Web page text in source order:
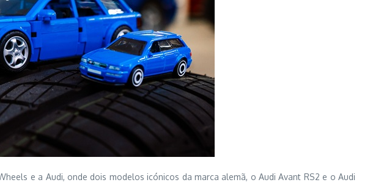
e a Audi, onde dois modelos icónicos da marca alemã, o Audi Avant RS2 e o Audi